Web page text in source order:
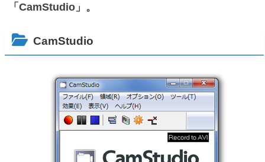
「CamStudio」。
CamStudio